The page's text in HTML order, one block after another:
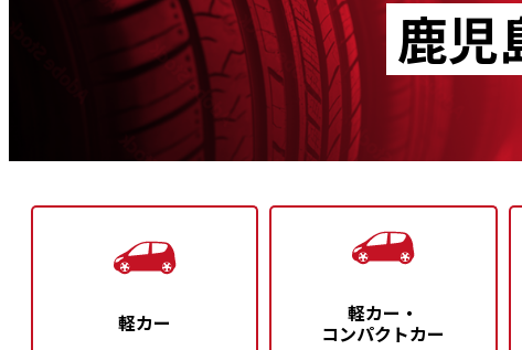
鹿児
軽カー
軽カー・
コンパクトカー